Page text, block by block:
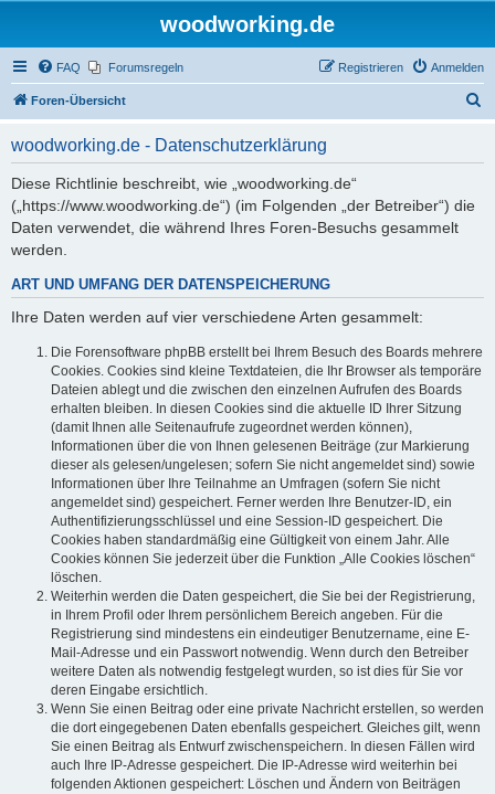
woodworking.de
FAQ Forumsregeln Anmelden
Registrieren
Foren-Übersicht
woodworking.de - Datenschutzerklärung
Diese Richtlinie beschreibt, wie „woodworking.de“
(„https://www.woodworking.de“) (im Folgenden „der Betreiber“) die
Daten verwendet, die während Ihres Foren-Besuchs gesammelt
werden.
ART UND UMFANG DER DATENSPEICHERUNG
Ihre Daten werden auf vier verschiedene Arten gesammelt:
Die Forensoftware phpBB erstellt bei Ihrem Besuch des Boards mehrere
Cookies. Cookies sind kleine Textdateien, die Ihr Browser als temporäre
Dateien ablegt und die zwischen den einzelnen Aufrufen des Boards
erhalten bleiben. In diesen Cookies sind die aktuelle ID Ihrer Sitzung
(damit Ihnen alle Seitenaufrufe zugeordnet werden können),
Informationen über die von Ihnen gelesenen Beiträge (zur Markierung
dieser als gelesen/ungelesen; sofern Sie nicht angemeldet sind) sowie
Informationen über Ihre Teilnahme an Umfragen (sofern Sie nicht
angemeldet sind) gespeichert. Ferner werden Ihre Benutzer-ID, ein
Authentifizierungsschlüssel und eine Session-ID gespeichert. Die
Cookies haben standardmäßig eine Gültigkeit von einem Jahr. Alle
Cookies können Sie jederzeit über die Funktion „Alle Cookies löschen“
löschen.
Weiterhin werden die Daten gespeichert, die Sie bei der Registrierung,
in Ihrem Profil oder Ihrem persönlichem Bereich angeben. Für die
Registrierung sind mindestens ein eindeutiger Benutzername, eine E-
Mail-Adresse und ein Passwort notwendig. Wenn durch den Betreiber
weitere Daten als notwendig festgelegt wurden, so ist dies für Sie vor
deren Eingabe ersichtlich.
Wenn Sie einen Beitrag oder eine private Nachricht erstellen, so werden
die dort eingegebenen Daten ebenfalls gespeichert. Gleiches gilt, wenn
Sie einen Beitrag als Entwurf zwischenspeichern. In diesen Fällen wird
auch Ihre IP-Adresse gespeichert. Die IP-Adresse wird weiterhin bei
folgenden Aktionen gespeichert: Löschen und Ändern von Beiträgen